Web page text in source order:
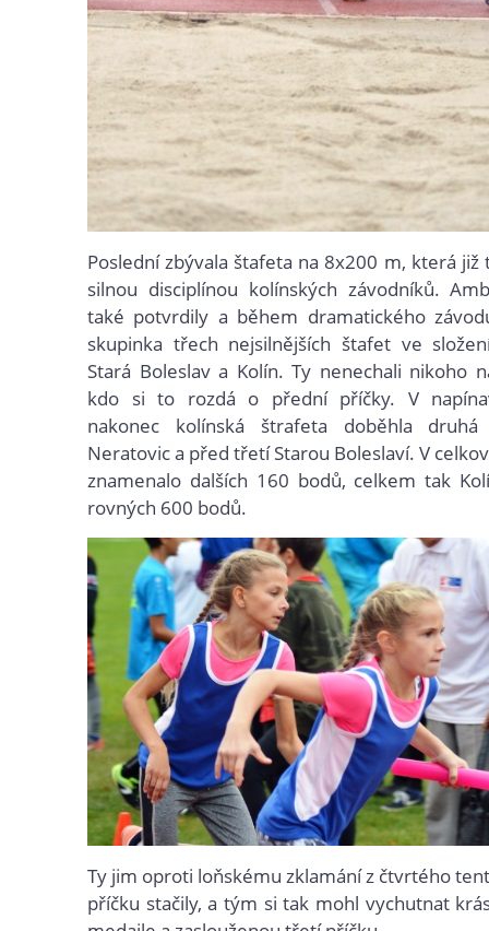
Poslední zbývala štafeta na 8x200 m, která již
silnou disciplínou kolínských závodníků.
také potvrdily a během dramatického
skupinka třech nejsilnějších štafet ve
Stará Boleslav a Kolín. Ty nenechali nikoho
kdo si to rozdá o přední příčky. V
nakonec kolínská štrafeta doběhla
Neratovic a před třetí Starou Boleslaví. V
znamenalo dalších 160 bodů, celkem tak
rovných 600 bodů.
Ty jim oproti loňskému zklamání z čtvrtého
příčku stačily, a tým si tak mohl vychutnat